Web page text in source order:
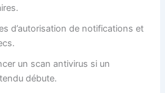
d’autorisation de notifications et
un scan antivirus si un
débute.